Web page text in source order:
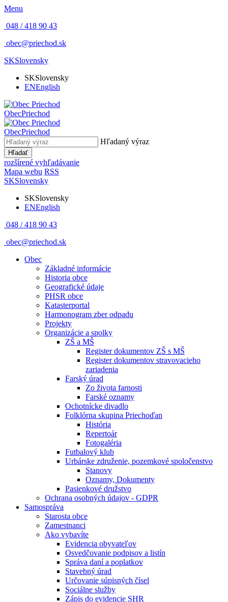
Menu
048 / 418 90 43
obec@priechod.sk
SKSlovensky
SKSlovensky
ENEnglish
ObecPriechod
ObecPriechod
Hľadaný výraz
Hľadať
rozšírené vyhľadávanie
Mapa webu RSS
SKSlovensky
SKSlovensky
ENEnglish
048 / 418 90 43
obec@priechod.sk
Obec
Základné informácie
Historia obce
Geografické údaje
PHSR obce
Katasterportal
Harmonogram zber odpadu
Projekty
Organizácie a spolky
ZŠ a MŠ
Register dokumentov ZŠ s MŠ
Register dokumentov stravovacieho
zariadenia
Farský úrad
Zo života farnosti
Farské oznamy
Ochotnícke divadlo
Folklórna skupina Priechoďan
História
Repertoár
Fotogaléria
Futbalový klub
Urbárske združenie, pozemkové spoločenstvo
Stanovy
Oznamy, Dokumenty
Pasienkové družstvo
Ochrana osobných údajov - GDPR
Samospráva
Starosta obce
Zamestnanci
Ako vybavíte
Evidencia obyvateľov
Osvedčovanie podpisov a listín
Správa daní a poplatkov
Stavebný úrad
Určovanie súpisných čísel
Sociálne služby
Zápis do evidencie SHR